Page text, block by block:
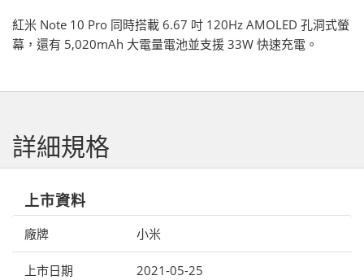
紅米 Note 10 Pro 同時搭載 6.67 吋 120Hz AMOLED 孔洞式螢
幕，還有 5,020mAh 大電量電池並支援 33W 快速充電。
詳細規格
上市資料
廠牌 小米
上市日期 2021-05-25